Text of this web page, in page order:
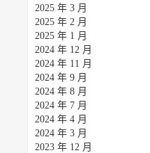
2025 年 3 月
2025 年 2 月
2025 年 1 月
2024 年 12 月
2024 年 11 月
2024 年 9 月
2024 年 8 月
2024 年 7 月
2024 年 4 月
2024 年 3 月
2023 年 12 月